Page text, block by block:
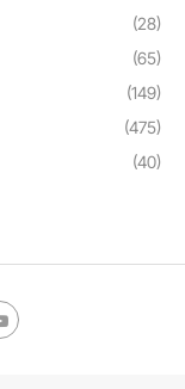
(28)
(65)
(149)
(475)
(40)